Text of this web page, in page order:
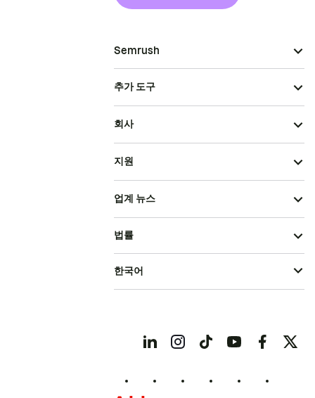
Semrush
추가 도구
회사
지원
업계 뉴스
법률
한국어